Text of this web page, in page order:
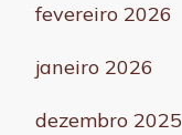
fevereiro 2026
janeiro 2026
dezembro 2025